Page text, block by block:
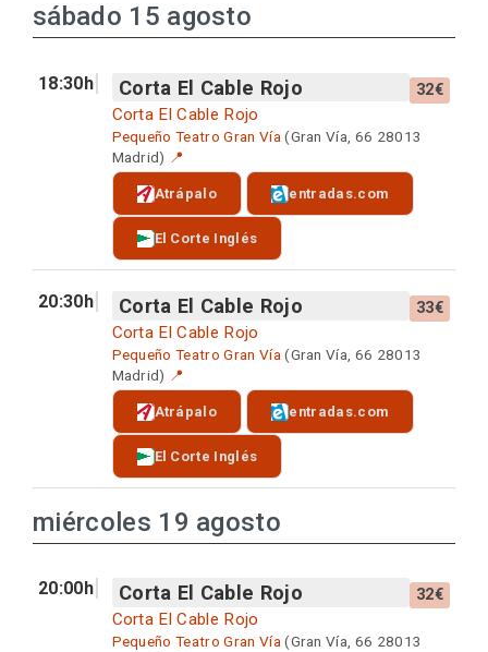
sábado 15 agosto
18:30h Corta El Cable Rojo 32€
Corta El Cable Rojo
Pequeño Teatro Gran Vía (Gran Vía, 66 28013
Madrid) 📍
Atrápalo entradas.com
El Corte Inglés
20:30h Corta El Cable Rojo 33€
Corta El Cable Rojo
Pequeño Teatro Gran Vía (Gran Vía, 66 28013
Madrid) 📍
Atrápalo entradas.com
El Corte Inglés
miércoles 19 agosto
20:00h Corta El Cable Rojo 32€
Corta El Cable Rojo
Pequeño Teatro Gran Vía (Gran Vía, 66 28013